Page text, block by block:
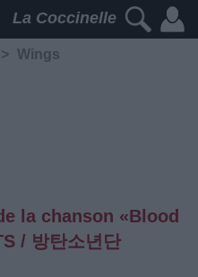
La Coccinelle
> Wings
la chanson «Blood
/ 방탄소년단